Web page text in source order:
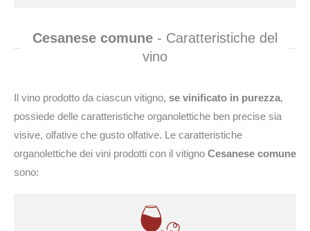
Cesanese comune - Caratteristiche del
vino
Il vino prodotto da ciascun vitigno, se vinificato in purezza,
possiede delle caratteristiche organolettiche ben precise sia
visive, olfative che gusto olfative. Le caratteristiche
organolettiche dei vini prodotti con il vitigno Cesanese comune
sono: